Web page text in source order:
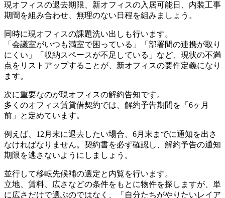
現オフィスの退去期限、新オフィスの入居可能日、内装工事
期間を組み合わせ、無理のない日程を組みましょう。
同時に現オフィスの課題洗い出しも行います。
「会議室がいつも満室で困っている」「部署間の連携が取り
にくい」「収納スペースが不足している」など、現状の不満
点をリストアップすることが、新オフィスの要件定義になり
ます。
次に重要なのが現オフィスの解約告知です。
多くのオフィス賃貸借契約では、解約予告期間を「6ヶ月
前」と定めています。
例えば、12月末に退去したい場合、6月末までに通知を出さ
なければなりません。契約書を必ず確認し、解約予告の通知
期限を逃さないようにしましょう。
並行して移転先候補の選定と内覧を行います。
立地、賃料、広さなどの条件をもとに物件を探しますが、単
に広さだけで選ぶのではなく、「自分たちがやりたいレイア